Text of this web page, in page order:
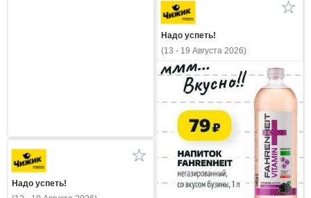
Надо успеть!
(13 - 19 Августа 2026)
Надо успеть!